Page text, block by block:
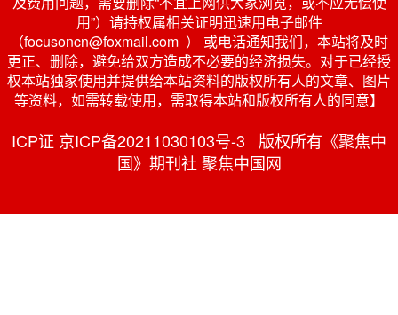
用”）请持权属相关证明迅速用电子邮件
（focusoncn@foxmail.com ） 或电话通知我们，本站将及时
更正、删除，避免给双方造成不必要的经济损失。对于已经授
权本站独家使用并提供给本站资料的版权所有人的文章、图片
等资料，如需转载使用，需取得本站和版权所有人的同意】
ICP证 京ICP备20211030103号-3 版权所有《聚焦中
国》期刊社 聚焦中国网